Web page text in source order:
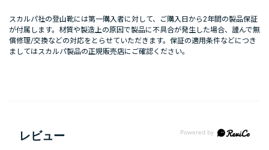
スカルパ社の登山靴には第一購入者に対して、ご購入日から2年間の製品保証
が付属します。材質や製造上の原因で製品に不具合が発生した場合、謹んで無
償修理/交換などの対応をとらせていただきます。保証の適用条件などにつき
ましてはスカルパ製品の正規販売店にご確認ください。
レビュー